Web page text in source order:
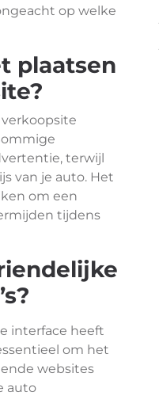
op welke
plaatsen
terwijl
van je auto. Het
om een
tijdens
interface heeft
om het
websites
auto